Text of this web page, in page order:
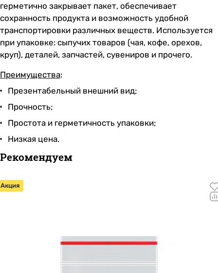
герметично закрывает пакет, обеспечивает
сохранность продукта и возможность удобной
транспортировки различных веществ. Используется
при упаковке: сыпучих товаров (чая, кофе, орехов,
круп), деталей, запчастей, сувениров и прочего.
Преимущества:
Презентабельный внешний вид;
Прочность;
Простота и герметичность упаковки;
Низкая цена.
Рекомендуем
Акция